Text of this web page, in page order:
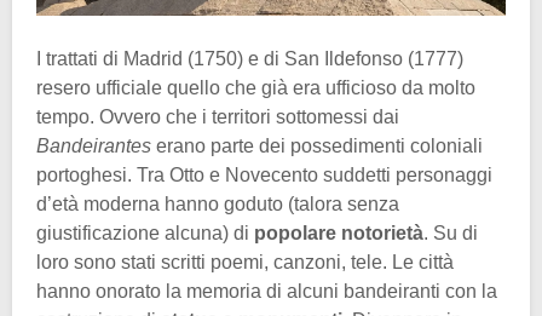
I trattati di Madrid (1750) e di San Ildefonso (1777)
resero ufficiale quello che già era ufficioso da molto
tempo. Ovvero che i territori sottomessi dai
Bandeirantes erano parte dei possedimenti coloniali
portoghesi. Tra Otto e Novecento suddetti personaggi
d’età moderna hanno goduto (talora senza
giustificazione alcuna) di popolare notorietà. Su di
loro sono stati scritti poemi, canzoni, tele. Le città
hanno onorato la memoria di alcuni bandeiranti con la